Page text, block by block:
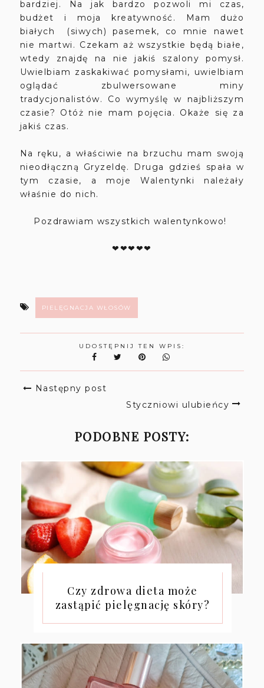
bardziej. Na jak bardzo pozwoli mi czas,
budżet i moja kreatywność. Mam dużo
białych (siwych) pasemek, co mnie nawet
nie martwi. Czekam aż wszystkie będą białe,
wtedy znajdę na nie jakiś szalony pomysł.
Uwielbiam zaskakiwać pomysłami, uwielbiam
oglądać zbulwersowane miny
tradycjonalistów. Co wymyślę w najbliższym
czasie? Otóż nie mam pojęcia. Okaże się za
jakiś czas.
Na ręku, a właściwie na brzuchu mam swoją
nieodłączną Gryzeldę. Druga gdzieś spała w
tym czasie, a moje Walentynki należały
właśnie do nich.
Pozdrawiam wszystkich walentynkowo!
❤❤❤❤❤
PIELĘGNACJA WŁOSÓW
UDOSTĘPNIJ TEN WPIS:
Następny post
Styczniowi ulubieńcy
PODOBNE POSTY:
Czy zdrowa dieta może
zastąpić pielęgnację skóry?